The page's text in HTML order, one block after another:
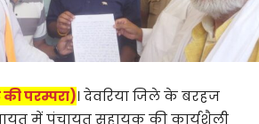
की परम्परा)। देवरिया जिले के बरहज
में पंचायत सहायक की कार्यशैली